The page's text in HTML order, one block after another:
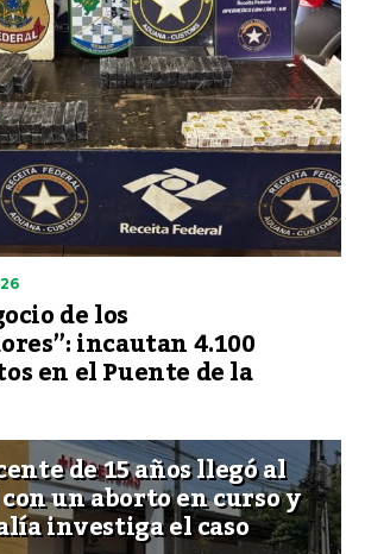
de los
incautan 4.100
en el Puente de la
de 15 años llegó al
un aborto en curso y
investiga el caso